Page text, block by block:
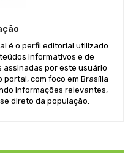
é o perfil editorial utilizado
informativos e de
assinadas por este usuário
com foco em Brasília
informações relevantes,
direto da população.